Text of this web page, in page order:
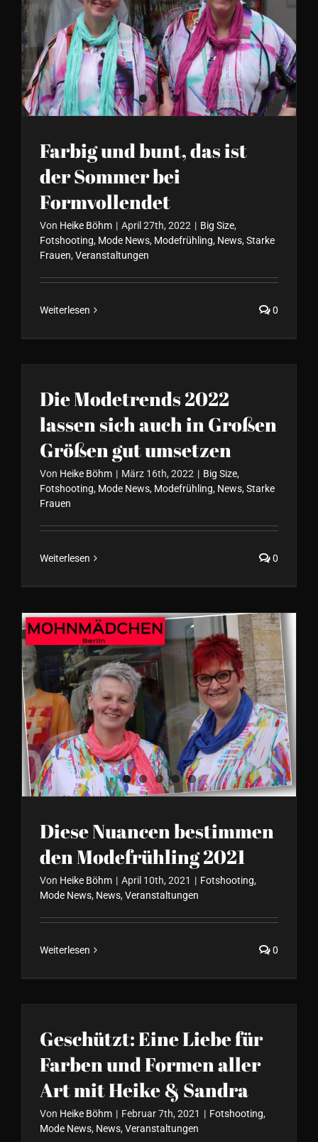
Farbig und bunt, das ist der
Sommer bei Formvollendet
Farbig und bunt, das ist
der Sommer bei
Formvollendet
Von Heike Böhm | April 27th, 2022 | Big Size,
Fotshooting, Mode News, Modefrühling, News, Starke
Frauen, Veranstaltungen
Weiterlesen 0
Die Modetrends 2022
lassen sich auch in Großen
Größen gut umsetzen
Von Heike Böhm | März 16th, 2022 | Big Size,
Fotshooting, Mode News, Modefrühling, News, Starke
Frauen
Weiterlesen 0
Diese Nuancen bestimmen
den Modefrühling 2021
Diese Nuancen bestimmen
den Modefrühling 2021
Von Heike Böhm | April 10th, 2021 | Fotshooting,
Mode News, News, Veranstaltungen
Weiterlesen 0
Geschützt: Eine Liebe für
Farben und Formen aller
Art mit Heike & Sandra
Von Heike Böhm | Februar 7th, 2021 | Fotshooting,
Mode News, News, Veranstaltungen